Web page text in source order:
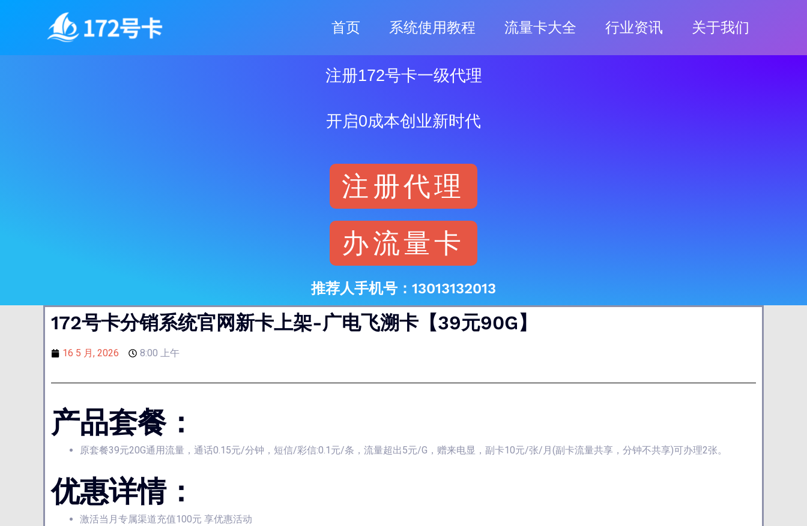
首页 系统使用教程 流量卡大全 行业资讯 关于我们
注册172号卡一级代理
开启0成本创业新时代
注册代理
办流量卡
推荐人手机号：13013132013
172号卡分销系统官网新卡上架-广电飞溯卡【39元90G】
16 5 月, 2026 8:00 上午
产品套餐：
原套餐39元20G通用流量，通话0.15元/分钟，短信/彩信:0.1元/条，流量超出5元/G，赠来电显，副卡10元/张/月(副卡流量共享，分钟不共享)可办理2张。
优惠详情：
激活当月专属渠道充值100元 享优惠活动